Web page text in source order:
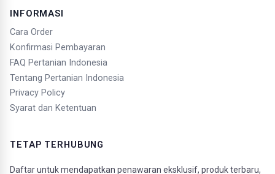
INFORMASI
Cara Order
Konfirmasi Pembayaran
FAQ Pertanian Indonesia
Tentang Pertanian Indonesia
Privacy Policy
Syarat dan Ketentuan
TETAP TERHUBUNG
Daftar untuk mendapatkan penawaran eksklusif, produk terbaru,